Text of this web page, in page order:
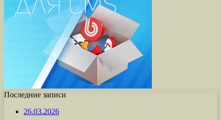
Последние записи
26.03.2026